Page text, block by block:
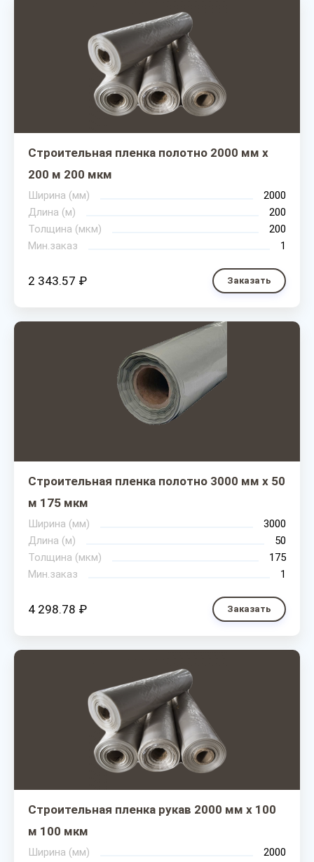
Строительная пленка полотно 2000 мм х
200 м 200 мкм
Ширина (мм)
2000
Длина (м)
200
Толщина (мкм)
200
Мин.заказ
1
2 343.57 ₽ Заказать
Строительная пленка полотно 3000 мм х 50
м 175 мкм
Ширина (мм)
3000
Длина (м)
50
Толщина (мкм)
175
Мин.заказ
1
4 298.78 ₽ Заказать
Строительная пленка рукав 2000 мм х 100
м 100 мкм
Ширина (мм)
2000